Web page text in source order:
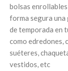
bolsas
forma segura una
de temporada en
como edredones,
suéteres,
vestidos, etc